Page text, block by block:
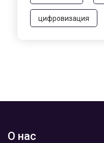
цифровизация
О нас